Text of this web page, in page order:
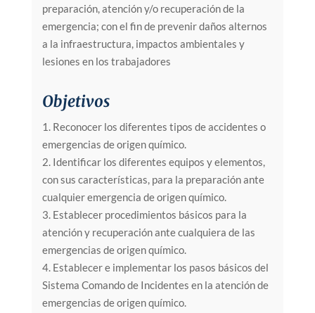
preparación, atención y/o recuperación de la
emergencia; con el fin de prevenir daños alternos
a la infraestructura, impactos ambientales y
lesiones en los trabajadores
Objetivos
1. Reconocer los diferentes tipos de accidentes o
emergencias de origen químico.
2. Identificar los diferentes equipos y elementos,
con sus características, para la preparación ante
cualquier emergencia de origen químico.
3. Establecer procedimientos básicos para la
atención y recuperación ante cualquiera de las
emergencias de origen químico.
4. Establecer e implementar los pasos básicos del
Sistema Comando de Incidentes en la atención de
emergencias de origen químico.